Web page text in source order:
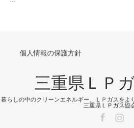
個人情報の保護方針
三重県ＬＰ
暮らしの中のクリーンエネルギー、ＬＰガスをよ
三重県ＬＰガス協